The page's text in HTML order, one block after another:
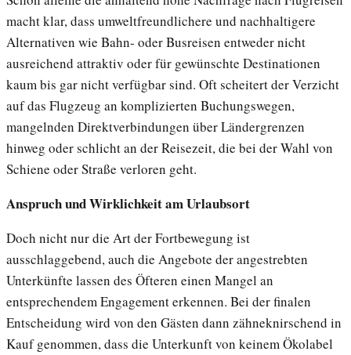
macht klar, dass umweltfreundlichere und nachhaltigere
Alternativen wie Bahn- oder Busreisen entweder nicht
ausreichend attraktiv oder für gewünschte Destinationen
kaum bis gar nicht verfügbar sind. Oft scheitert der Verzicht
auf das Flugzeug an komplizierten Buchungswegen,
mangelnden Direktverbindungen über Ländergrenzen
hinweg oder schlicht an der Reisezeit, die bei der Wahl von
Schiene oder Straße verloren geht.
Anspruch und Wirklichkeit am Urlaubsort
Doch nicht nur die Art der Fortbewegung ist
ausschlaggebend, auch die Angebote der angestrebten
Unterkünfte lassen des Öfteren einen Mangel an
entsprechendem Engagement erkennen. Bei der finalen
Entscheidung wird von den Gästen dann zähneknirschend in
Kauf genommen, dass die Unterkunft von keinem Ökolabel